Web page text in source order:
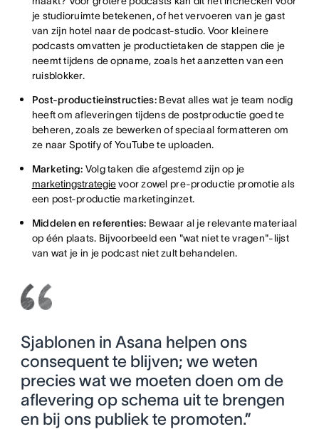
je studioruimte betekenen, of het vervoeren van je gast
van zijn hotel naar de podcast-studio. Voor kleinere
podcasts omvatten je productietaken de stappen die je
neemt tijdens de opname, zoals het aanzetten van een
ruisblokker.
Post-productieinstructies:Bevat alles wat je team nodig
heeft om afleveringen tijdens de postproductie goed te
beheren, zoals ze bewerken of speciaal formatteren om
ze naar Spotify of YouTube te uploaden.
Marketing: Volg taken die afgestemd zijn op je
marketingstrategievoor zowel pre-productie promotie als
een post-productie marketinginzet.
Middelen en referenties: Bewaar al je relevante materiaal
op één plaats. Bijvoorbeeld een "wat niet te vragen"-lijst
van wat je in je podcast niet zult behandelen.
Sjablonen in Asana helpen ons
consequent te blijven; we weten
precies wat we moeten doen om de
aflevering op schema uit te brengen
en bij ons publiek te promoten.”